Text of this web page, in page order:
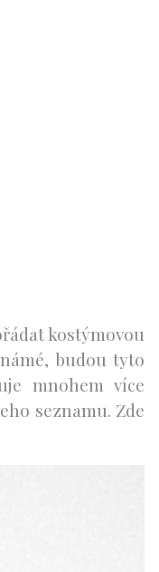
kostýmovou
budou tyto
mnohem více
seznamu. Zde